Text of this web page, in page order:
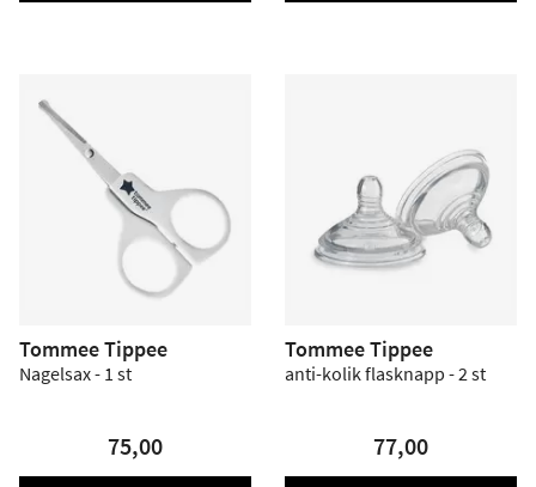
Tommee Tippee
Nagelsax - 1 st
75,00
Tommee Tippee
anti-kolik flasknapp - 2 st
77,00